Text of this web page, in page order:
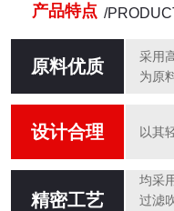
产品特点 /
原料优质
采用
为原
设计合理 以其
精密工艺
均采
过滤